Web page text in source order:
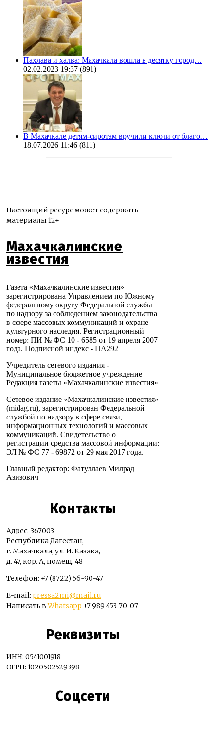
Пахлава и халва: Махачкала вошла в десятку город…
02.02.2023 19:37 (891)
В Махачкале детям-сиротам вручили ключи от благо…
18.07.2026 11:46 (811)
Настоящий ресурс может содержать
материалы 12+
Махачкалинские
известия
Газета «Махачкалинские известия»
зарегистрирована Управлением по Южному
федеральному округу Федеральной службы
по надзору за соблюдением законодательства
в сфере массовых коммуникаций и охране
культурного наследия. Регистрационный
номер: ПИ № ФС 10 - 6585 от 19 апреля 2007
года. Подписной индекс - ПА292
Учредитель сетевого издания -
Муниципальное бюджетное учреждение
Редакция газеты «Махачкалинские известия»
Сетевое издание «Махачкалинские известия»
(midag.ru), зарегистрирован Федеральной
службой по надзору в сфере связи,
информационных технологий и массовых
коммуникаций. Свидетельство о
регистрации средства массовой информации:
ЭЛ № ФС 77 - 69872 от 29 мая 2017 года.
Главный редактор: Фатуллаев Милрад
Азизович
Контакты
Адрес: 367003,
Республика Дагестан,
г. Махачкала, ул. И. Казака,
д. 47, кор. А, помещ. 48
Телефон: +7 (8722) 56-90-47
E-mail: pressa2mi@mail.ru
Написать вWhatsapp +7 989 453-70-07
Реквизиты
ИНН: 0541001918
ОГРН: 1020502529398
Соцсети